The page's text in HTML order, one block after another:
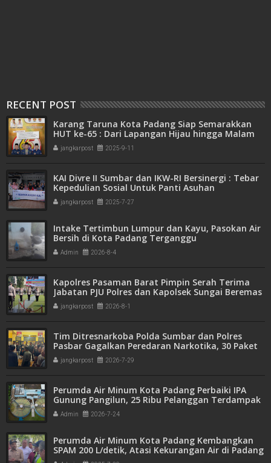
RECENT POST
Karang Taruna Kota Padang Siap Semarakkan
HUT ke-65 : Dari Lapangan Hijau hingga Malam
Kebersamaan
jangkarpost 2025-9-11
KAI Divre II Sumbar dan IKW-RI Bersinergi : Tebar
Kepedulian Sosial Untuk Panti Asuhan
jangkarpost 2025-7-27
Intake Tertimbun Lumpur dan Kayu, Pasokan Air
Bersih di Kota Padang Terganggu
Admin 2026-8-4
Kapolres Pasaman Barat Pimpin Serah Terima
Jabatan PJU Polres dan Kapolsek Sungai Beremas
jangkarpost 2026-8-1
Tim Ditresnarkoba Polda Sumbar dan Polres
Pasbar Gagalkan Peredaran Narkotika, 30 Paket
Ganja Kering Siap Edar Disita
jangkarpost 2026-7-29
Perumda Air Minum Kota Padang Perbaiki IPA
Gunung Pangilun, 25 Ribu Pelanggan Terdampak
Penyesuaian
Admin 2026-7-24
Perumda Air Minum Kota Padang Kembangkan
SPAM 200 L/detik, Atasi Kekurangan Air di Padang
Utara"